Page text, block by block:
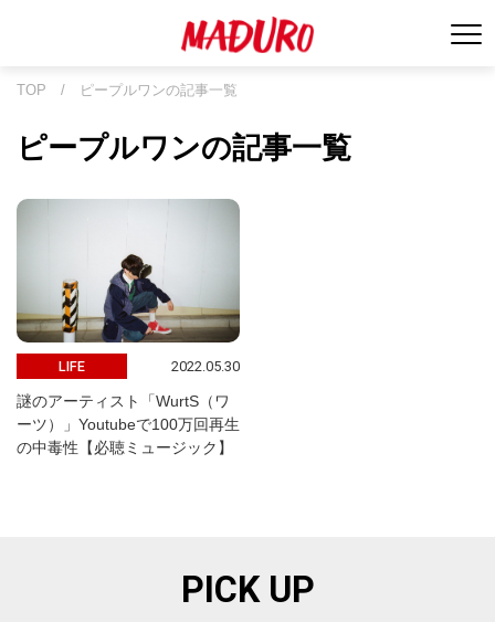
TOP / ピープルワンの記事一覧
ピープルワンの記事一覧
LIFE 2022.05.30
謎のアーティスト「WurtS（ワ
ーツ）」Youtubeで100万回再生
の中毒性【必聴ミュージック】
PICK UP